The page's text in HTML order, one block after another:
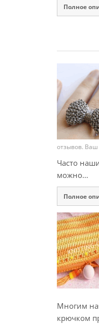
Полное
отзывов.
Часто
можно…
Полное
Многим
крючком